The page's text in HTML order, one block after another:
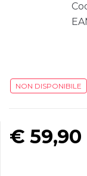
NON DISPONIBILE
€59,90